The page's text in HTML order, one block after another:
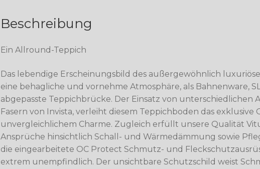
Beschreibung
Ein Allround-Teppich
Das lebendige Erscheinungsbild des außergewöhnlich
eine behagliche und vornehme Atmosphäre, als Bahnenware,
abgepasste Teppichbrücke. Der Einsatz von unterschiedlichen
Fasern von Invista, verleiht diesem Teppichboden das
unvergleichlichem Charme. Zugleich erfüllt unsere Qualität
Ansprüche hinsichtlich Schall- und Wärmedämmung sowie
die eingearbeitete OC Protect Schmutz- und
extrem unempfindlich. Der unsichtbare Schutzschild weist